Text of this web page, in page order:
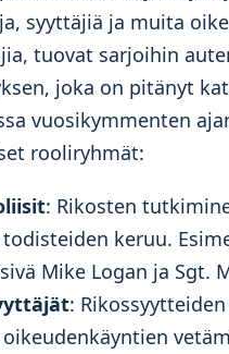
syyttäjiä ja muita
tuovat sarjoihin
joka on pitänyt
vuosikymmenten
rooliryhmät:
: Rikosten
todisteiden keruu.
Mike Logan ja Sgt.
:
oikeudenkäyntien